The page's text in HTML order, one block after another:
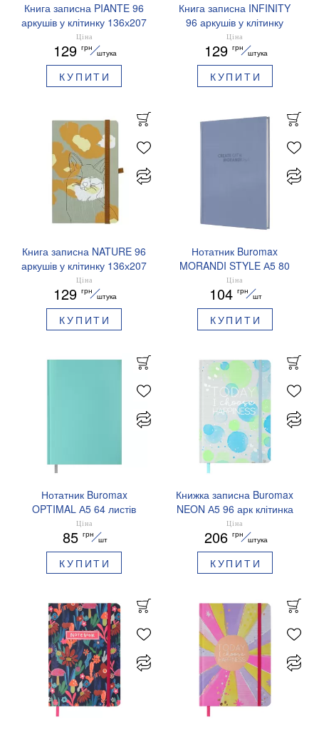
Книга записна PIANTE 96
аркушів у клітинку 136х207
мм BUROMAX BM.255109
Ціна
129 грн
штука
КУПИТИ
Книга записна INFINITY
96 аркушів у клітинку
136х207 мм BUROMAX
BM.255105
Ціна
129 грн
штука
КУПИТИ
Книга записна NATURE 96
аркушів у клітинку 136х207
мм BUROMAX BM.255108
Ціна
129 грн
штука
КУПИТИ
Нотатник Buromax
MORANDI STYLE А5 80
листів клітинка BM.2411
Ціна
104 грн
шт
КУПИТИ
Нотатник Buromax
OPTIMAL А5 64 листів
клітинка BM.25514101
Ціна
85 грн
шт
КУПИТИ
Книжка записна Buromax
NEON А5 96 арк клітинка
BM.255116
Ціна
206 грн
штука
КУПИТИ